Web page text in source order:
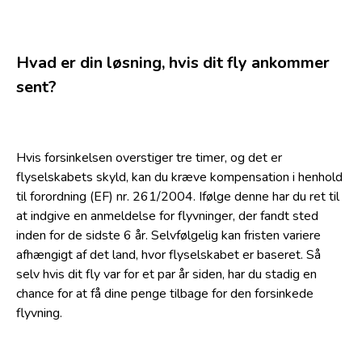
Hvad er din løsning, hvis dit fly ankommer
sent?
Hvis forsinkelsen overstiger tre timer, og det er
flyselskabets skyld, kan du kræve kompensation i henhold
til forordning (EF) nr. 261/2004. Ifølge denne har du ret til
at indgive en anmeldelse for flyvninger, der fandt sted
inden for de sidste 6 år. Selvfølgelig kan fristen variere
afhængigt af det land, hvor flyselskabet er baseret. Så
selv hvis dit fly var for et par år siden, har du stadig en
chance for at få dine penge tilbage for den forsinkede
flyvning.